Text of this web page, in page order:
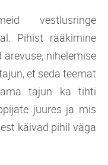
vestlusringe
Pihist rääkimine
nihelemise
et seda teemat
tajun ka tihti
juures ja mis
käivad pihil väga